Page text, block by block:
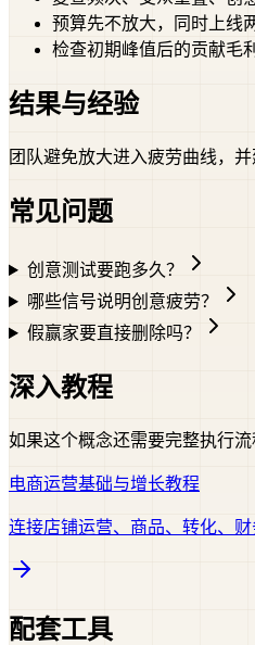
预算先不放大，同时上线
检查初期峰值后的贡献毛利
结果与经验
团队避免放大进入疲劳曲线，
常见问题
创意测试要跑多久？
哪些信号说明创意疲劳？
假赢家要直接删除吗？
深入教程
如果这个概念还需要完整执行流
电商运营基础与增长教程
连接店铺运营、商品、转化、财
配套工具